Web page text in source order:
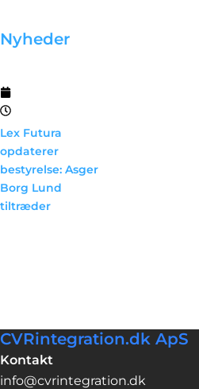
Nyheder
Lex Futura
opdaterer
bestyrelse: Asger
Borg Lund
tiltræder
CVRintegration.dk ApS
Kontakt
info@cvrintegration.dk